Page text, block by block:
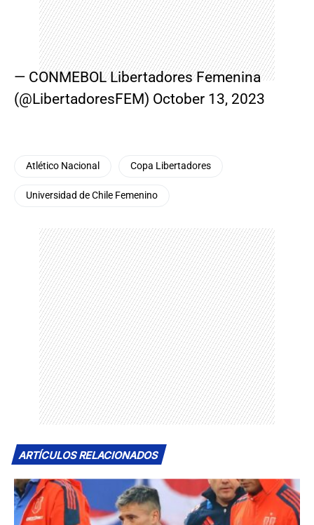
— CONMEBOL Libertadores Femenina
(@LibertadoresFEM) October 13, 2023
Atlético Nacional Copa Libertadores
Universidad de Chile Femenino
ARTÍCULOS RELACIONADOS